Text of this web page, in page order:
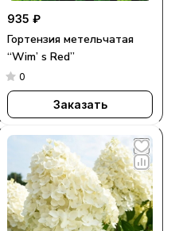
935 ₽
Гортензия метельчатая
“Wim’ s Red”
0
Заказать